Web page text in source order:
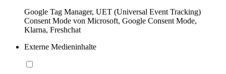
Google Tag Manager, UET (Universal Event Tracking)
Consent Mode von Microsoft, Google Consent Mode,
Klarna, Freshchat
Externe Medieninhalte